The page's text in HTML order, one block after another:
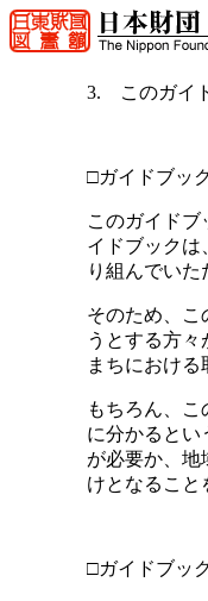
3. このガイ
□ガイドブッ
このガイド
イドブックは
り組んでい
そのため、こ
うとする方
まちにおけ
もちろん、
に分かるとい
が必要か、地
けとなること
□ガイドブッ